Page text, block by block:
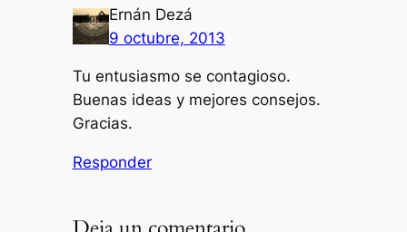
Ernán Dezá
9 octubre, 2013
Tu entusiasmo se contagioso.
Buenas ideas y mejores consejos.
Gracias.
Responder